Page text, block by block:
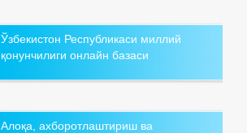
Ўзбекистон Республикаси миллий
қонунчилиги онлайн базаси
Алоқа, ахборотлаштириш ва